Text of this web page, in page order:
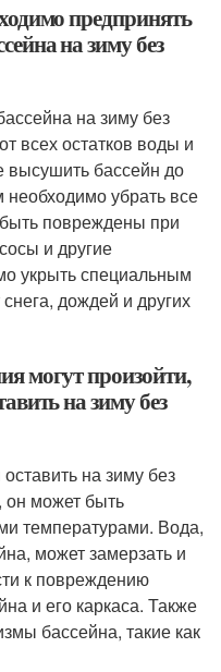
предпринять
на зиму без
на зиму без
всех остатков воды и
бассейн до
необходимо убрать все
повреждены при
и другие
укрыть специальным
дождей и других
могут произойти,
на зиму без
на зиму без
может быть
температурами. Вода,
может замерзать и
к повреждению
и его каркаса. Также
бассейна, такие как